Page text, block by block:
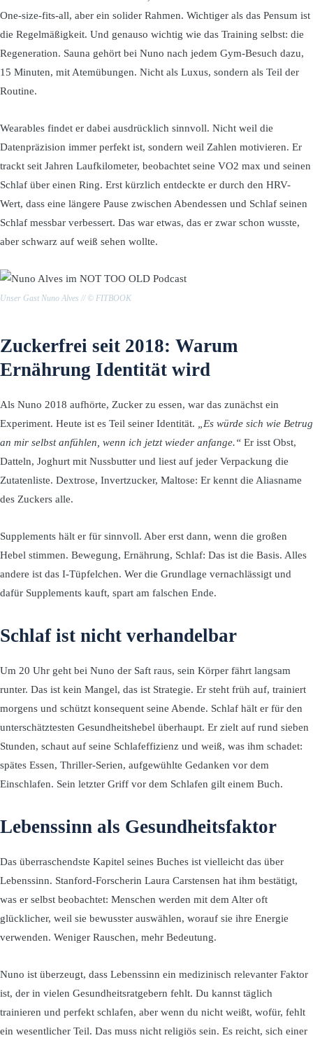
One-size-fits-all, aber ein solider Rahmen. Wichtiger als das Pensum ist
die Regelmäßigkeit. Und genauso wichtig wie das Training selbst: die
Regeneration. Sauna gehört bei Nuno nach jedem Gym-Besuch dazu,
15 Minuten, mit Atemübungen. Nicht als Luxus, sondern als Teil der
Routine.
Wearables findet er dabei ausdrücklich sinnvoll. Nicht weil die
Datenpräzision immer perfekt ist, sondern weil Zahlen motivieren. Er
trackt seit Jahren Laufkilometer, beobachtet seine VO2 max und seinen
Schlaf über einen Ring. Erst kürzlich entdeckte er durch den HRV-
Wert, dass eine längere Pause zwischen Abendessen und Schlaf seinen
Schlaf messbar verbessert. Das war etwas, das er zwar schon wusste,
aber schwarz auf weiß sehen wollte.
Unser Gast Nuno Alves // © FITBOOK
Zuckerfrei seit 2018: Warum
Ernährung Identität wird
Als Nuno 2018 aufhörte, Zucker zu essen, war das zunächst ein
Experiment. Heute ist es Teil seiner Identität. „Es würde sich wie Betrug
an mir selbst anfühlen, wenn ich jetzt wieder anfange.“ Er isst Obst,
Datteln, Joghurt mit Nussbutter und liest auf jeder Verpackung die
Zutatenliste. Dextrose, Invertzucker, Maltose: Er kennt die Aliasname
des Zuckers alle.
Supplements hält er für sinnvoll. Aber erst dann, wenn die großen
Hebel stimmen. Bewegung, Ernährung, Schlaf: Das ist die Basis. Alles
andere ist das I-Tüpfelchen. Wer die Grundlage vernachlässigt und
dafür Supplements kauft, spart am falschen Ende.
Schlaf ist nicht verhandelbar
Um 20 Uhr geht bei Nuno der Saft raus, sein Körper fährt langsam
runter. Das ist kein Mangel, das ist Strategie. Er steht früh auf, trainiert
morgens und schützt konsequent seine Abende. Schlaf hält er für den
unterschätztesten Gesundheitshebel überhaupt. Er zielt auf rund sieben
Stunden, schaut auf seine Schlafeffizienz und weiß, was ihm schadet:
spätes Essen, Thriller-Serien, aufgewühlte Gedanken vor dem
Einschlafen. Sein letzter Griff vor dem Schlafen gilt einem Buch.
Lebenssinn als Gesundheitsfaktor
Das überraschendste Kapitel seines Buches ist vielleicht das über
Lebenssinn. Stanford-Forscherin Laura Carstensen hat ihm bestätigt,
was er selbst beobachtet: Menschen werden mit dem Alter oft
glücklicher, weil sie bewusster auswählen, worauf sie ihre Energie
verwenden. Weniger Rauschen, mehr Bedeutung.
Nuno ist überzeugt, dass Lebenssinn ein medizinisch relevanter Faktor
ist, der in vielen Gesundheitsratgebern fehlt. Du kannst täglich
trainieren und perfekt schlafen, aber wenn du nicht weißt, wofür, fehlt
ein wesentlicher Teil. Das muss nicht religiös sein. Es reicht, sich einer